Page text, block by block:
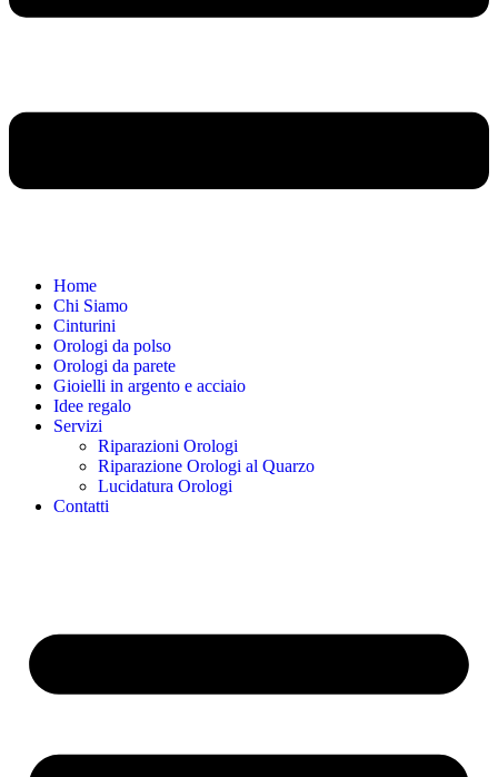
Home
Chi Siamo
Cinturini
Orologi da polso
Orologi da parete
Gioielli in argento e acciaio
Idee regalo
Servizi
Riparazioni Orologi
Riparazione Orologi al Quarzo
Lucidatura Orologi
Contatti